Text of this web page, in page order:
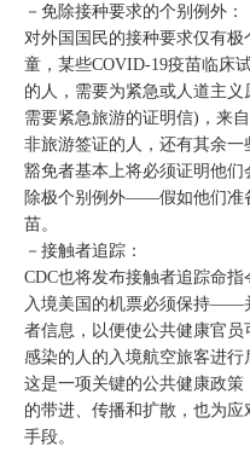
－免除接种要求的个别例外：
对外国国民的接种要求仅有
童，某些COVID-19疫苗临床
的人，需要为紧急或人道主
需要紧急旅游的证明信)，来
非旅游签证的人，还有其余一
豁免者基本上将必须证明他
除极个别例外——假如他们准
苗。
－接触者追踪：
CDC也将发布接触者追踪命指
入境美国的机票必须保持
者信息，以便使公共健康官
感染的人的入境航空旅客进行
这是一项关键的公共健康政
的带进、传播和扩散，也为
手段。